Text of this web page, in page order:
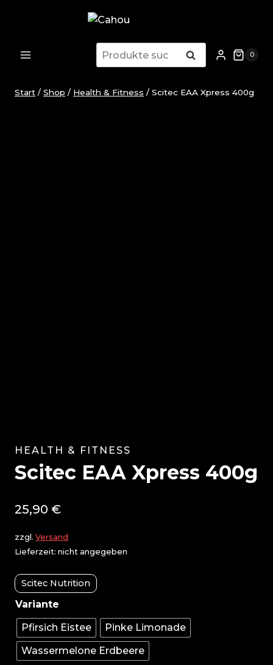
Suchen
nach:
Suchen 0
Start / Shop / Health & Fitness / Scitec EAA Xpress 400g
HEALTH & FITNESS
Scitec EAA Xpress 400g
25,90 €
zzgl. Versand
Lieferzeit: nicht angegeben
Scitec Nutrition
Pfirsich Eistee
Pinke Limonade
Wassermelone Erdbeere